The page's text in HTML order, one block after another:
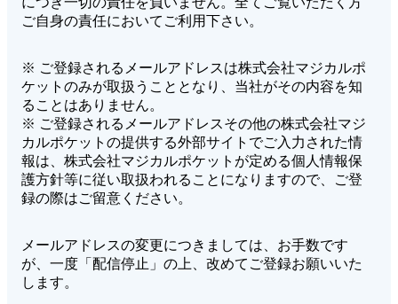
ご自身の責任においてご利用下さい。
※ ご登録されるメールアドレスは株式会社マジカルポ
ケットのみが取扱うこととなり、当社がその内容を知
ることはありません。
※ ご登録されるメールアドレスその他の株式会社マジ
カルポケットの提供する外部サイトでご入力された情
報は、株式会社マジカルポケットが定める個人情報保
護方針等に従い取扱われることになりますので、ご登
録の際はご留意ください。
メールアドレスの変更につきましては、お手数です
が、一度「配信停止」の上、改めてご登録お願いいた
します。